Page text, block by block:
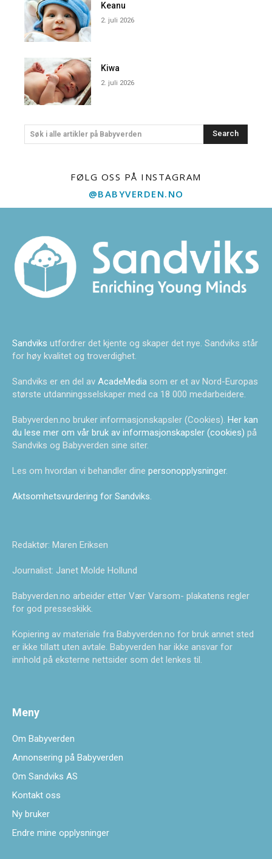
Keanu
2. juli 2026
Kiwa
2. juli 2026
Søk i alle artikler på Babyverden Search
FØLG OSS PÅ INSTAGRAM
@BABYVERDEN.NO
Sandviks utfordrer det kjente og skaper det nye. Sandviks står
for høy kvalitet og troverdighet.
Sandviks er en del av AcadeMedia som er et av Nord-Europas
største utdanningsselskaper med ca 18 000 medarbeidere.
Babyverden.no bruker informasjonskapsler (Cookies). Her kan
du lese mer om vår bruk av informasjonskapsler (cookies) på
Sandviks og Babyverden sine siter.
Les om hvordan vi behandler dine personopplysninger.
Aktsomhetsvurdering for Sandviks.
Redaktør: Maren Eriksen
Journalist: Janet Molde Hollund
Babyverden.no arbeider etter Vær Varsom- plakatens regler
for god presseskikk.
Kopiering av materiale fra Babyverden.no for bruk annet sted
er ikke tillatt uten avtale. Babyverden har ikke ansvar for
innhold på eksterne nettsider som det lenkes til.
Meny
Om Babyverden
Annonsering på Babyverden
Om Sandviks AS
Kontakt oss
Ny bruker
Endre mine opplysninger